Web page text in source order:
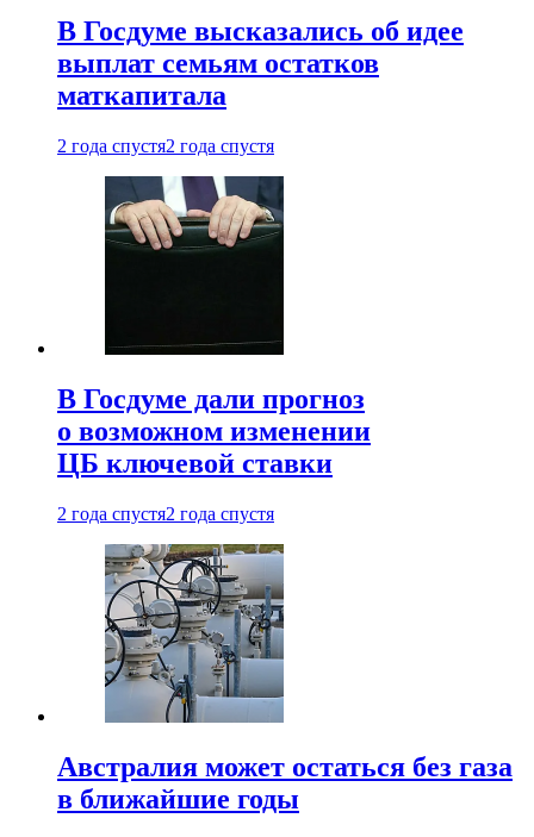
В Госдуме высказались об идее
выплат семьям остатков
маткапитала
2 года спустя2 года спустя
В Госдуме дали прогноз
о возможном изменении
ЦБ ключевой ставки
2 года спустя2 года спустя
Австралия может остаться без газа
в ближайшие годы